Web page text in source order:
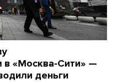
в «Москва-Сити» —
деньги